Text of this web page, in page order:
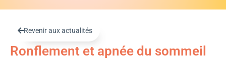
Revenir aux actualités
Ronflement et apnée du sommeil